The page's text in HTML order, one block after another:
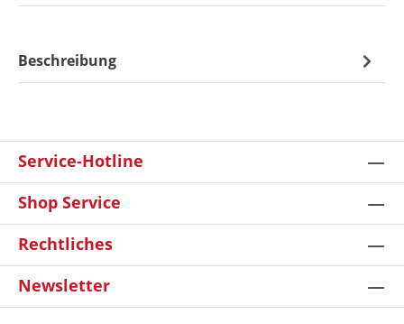
Beschreibung
Service-Hotline
Shop Service
Rechtliches
Newsletter